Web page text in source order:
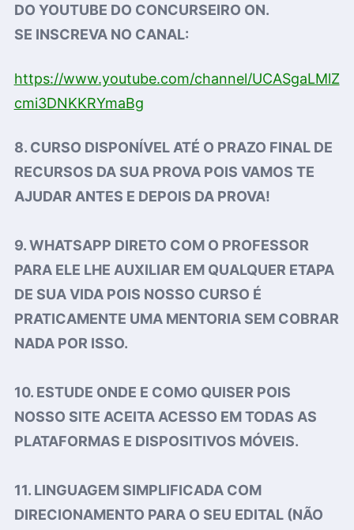
DO YOUTUBE DO CONCURSEIRO ON.
SE INSCREVA NO CANAL:
https://www.youtube.com/channel/UCASgaLMlZ
cmi3DNKKRYmaBg
8. CURSO DISPONÍVEL ATÉ O PRAZO FINAL DE
RECURSOS DA SUA PROVA POIS VAMOS TE
AJUDAR ANTES E DEPOIS DA PROVA!
9. WHATSAPP DIRETO COM O PROFESSOR
PARA ELE LHE AUXILIAR EM QUALQUER ETAPA
DE SUA VIDA POIS NOSSO CURSO É
PRATICAMENTE UMA MENTORIA SEM COBRAR
NADA POR ISSO.
10. ESTUDE ONDE E COMO QUISER POIS
NOSSO SITE ACEITA ACESSO EM TODAS AS
PLATAFORMAS E DISPOSITIVOS MÓVEIS.
11. LINGUAGEM SIMPLIFICADA COM
DIRECIONAMENTO PARA O SEU EDITAL (NÃO